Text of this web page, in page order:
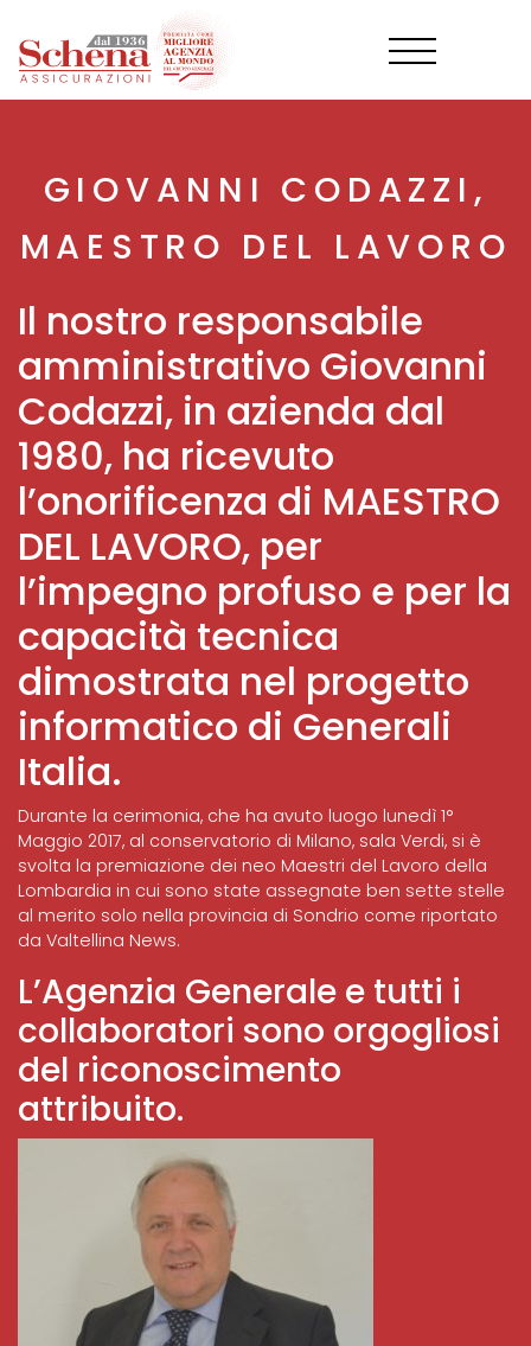
contenuto
principale
GIOVANNI CODAZZI,
MAESTRO DEL LAVORO
Il nostro responsabile
amministrativo Giovanni
Codazzi, in azienda dal
1980, ha ricevuto
l’onorificenza di MAESTRO
DEL LAVORO, per
l’impegno profuso e per la
capacità tecnica
dimostrata nel progetto
informatico di Generali
Italia.
Durante la cerimonia, che ha avuto luogo lunedì 1°
Maggio 2017, al conservatorio di Milano, sala Verdi, si è
svolta la premiazione dei neo Maestri del Lavoro della
Lombardia in cui sono state assegnate ben sette stelle
al merito solo nella provincia di Sondrio come riportato
da Valtellina News.
L’Agenzia Generale e tutti i
collaboratori sono orgogliosi
del riconoscimento
attribuito.